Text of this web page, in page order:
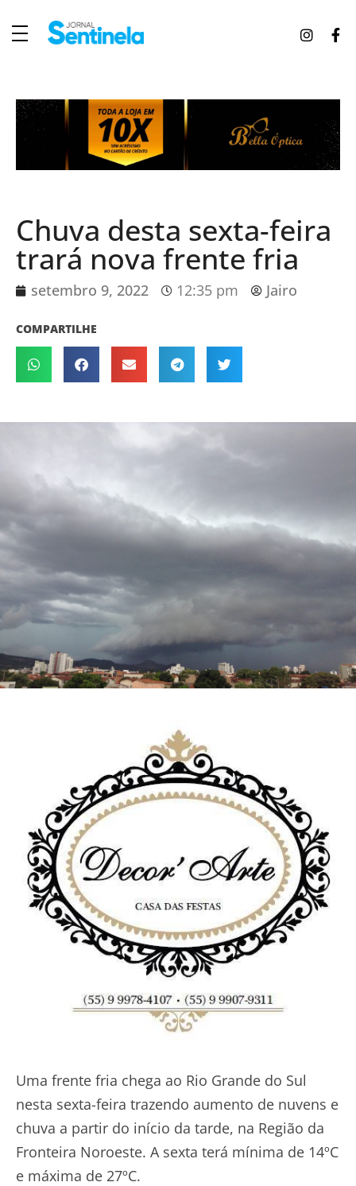
Chuva desta sexta-feira
trará nova frente fria
setembro 9, 2022 12:35 pm Jairo
COMPARTILHE
Uma frente fria chega ao Rio Grande do Sul
nesta sexta-feira trazendo aumento de nuvens e
chuva a partir do início da tarde, na Região da
Fronteira Noroeste. A sexta terá mínima de 14ºC
e máxima de 27ºC.